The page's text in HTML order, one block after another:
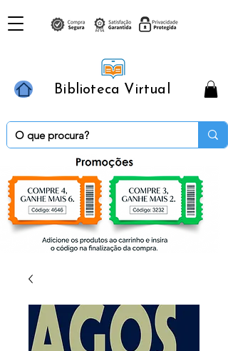
Biblioteca Virtual